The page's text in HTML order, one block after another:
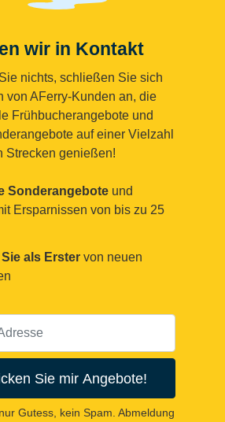
wir in Kontakt
nichts, schließen Sie sich
von AFerry-Kunden an, die
Frühbucherangebote und
auf einer Vielzahl
Strecken genießen!
Sonderangebote und
Ersparnissen von bis zu 25
als Erster von neuen
Sie mir Angebote!
Gutess, kein Spam. Abmeldung